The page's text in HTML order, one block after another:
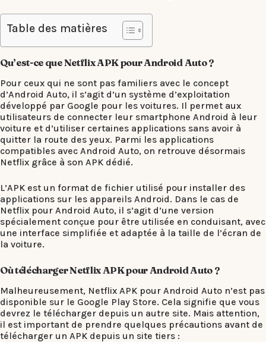
Table des matières
Qu’est-ce que Netflix APK pour Android Auto ?
Pour ceux qui ne sont pas familiers avec le concept
d’Android Auto, il s’agit d’un système d’exploitation
développé par Google pour les voitures. Il permet aux
utilisateurs de connecter leur smartphone Android à leur
voiture et d’utiliser certaines applications sans avoir à
quitter la route des yeux. Parmi les applications
compatibles avec Android Auto, on retrouve désormais
Netflix grâce à son APK dédié.
L’APK est un format de fichier utilisé pour installer des
applications sur les appareils Android. Dans le cas de
Netflix pour Android Auto, il s’agit d’une version
spécialement conçue pour être utilisée en conduisant, avec
une interface simplifiée et adaptée à la taille de l’écran de
la voiture.
Où télécharger Netflix APK pour Android Auto ?
Malheureusement, Netflix APK pour Android Auto n’est pas
disponible sur le Google Play Store. Cela signifie que vous
devrez le télécharger depuis un autre site. Mais attention,
il est important de prendre quelques précautions avant de
télécharger un APK depuis un site tiers :